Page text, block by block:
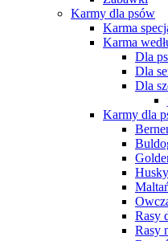
Karmy dla psów
Karma
Karma
Dla
Dla
Dla
Karmy dla
Husky
Rasy
Rasy